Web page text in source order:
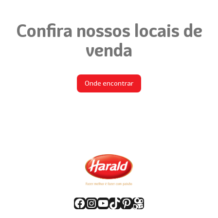
Confira nossos locais de
venda
Onde encontrar
Facebook
Instagram
Youtube
TikTok
Pinterest
Kwai